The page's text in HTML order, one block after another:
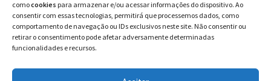
comocookies para armazenar e/ou acessar informações do dispositivo. Ao
consentir com essas tecnologias, permitirá que processemos dados, como
comportamento de navegação ou IDs exclusivos neste site. Não consentir ou
retirar o consentimento pode afetar adversamente determinadas
funcionalidades e recursos.
por:
© BLUE e os gatos ∙ todos os direitos reservados.